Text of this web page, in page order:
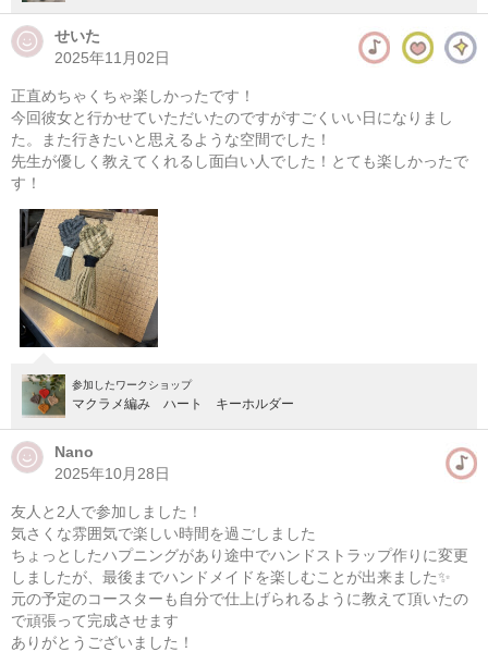
マクラメ編み ポーチ作り
08/09(日) 13:00-18:00
東京 学芸大学駅徒歩14分
08/10(月) 13:00-18:00
東京 学芸大学駅徒歩14分
せいた
2025年11月02日
正直めちゃくちゃ楽しかったです！
今回彼女と行かせていただいたのですがすごくいい日になりまし
た。また行きたいと思えるような空間でした！
先生が優しく教えてくれるし面白い人でした！とても楽しかったで
す！
参加したワークショップ
マクラメ編み ハート キーホルダー
Nano
2025年10月28日
友人と2人で参加しました！
気さくな雰囲気で楽しい時間を過ごしました
ちょっとしたハプニングがあり途中でハンドストラップ作りに変更
しましたが、最後までハンドメイドを楽しむことが出来ました✨
元の予定のコースターも自分で仕上げられるように教えて頂いたの
で頑張って完成させます
ありがとうございました！